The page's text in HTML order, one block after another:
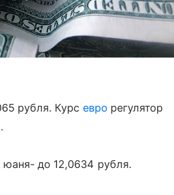
рубля. Курс евро регулятор
до 12,0634 рубля.